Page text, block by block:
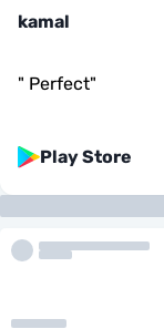
kamal
" Perfect"
Play Store